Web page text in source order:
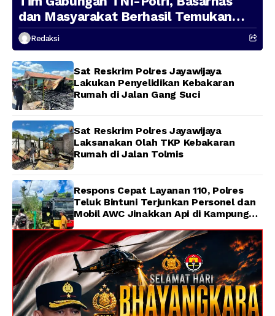
dan Masyarakat Berhasil Temukan
Presenter TVRI Papua Barat yang
Hilang di Sungai Memti
Redaksi
Sat Reskrim Polres Jayawijaya
Lakukan Penyelidikan Kebakaran
Rumah di Jalan Gang Suci
Sat Reskrim Polres Jayawijaya
Laksanakan Olah TKP Kebakaran
Rumah di Jalan Tolmis
Respons Cepat Layanan 110, Polres
Teluk Bintuni Terjunkan Personel dan
Mobil AWC Jinakkan Api di Kampung